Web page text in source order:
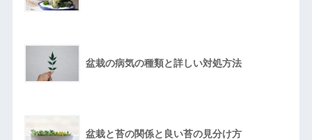
盆栽の病気の種類と詳しい対処方法
盆栽と苔の関係と良い苔の見分け方